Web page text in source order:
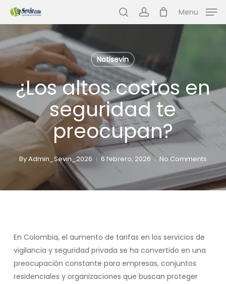
Skip
content
searchaccount
Menu
Notisevin
¿Los altos costos en
seguridad te
preocupan?
ByAdmin_Sevin_2026 6 febrero, 2026 No Comments
En Colombia, el aumento de tarifas en los servicios de
vigilancia y seguridad privada se ha convertido en una
preocupación constante para empresas, conjuntos
residenciales y organizaciones que buscan proteger